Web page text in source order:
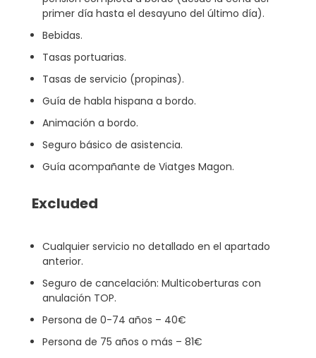
primer día hasta el desayuno del último día).
Bebidas.
Tasas portuarias.
Tasas de servicio (propinas).
Guía de habla hispana a bordo.
Animación a bordo.
Seguro básico de asistencia.
Guía acompañante de Viatges Magon.
Excluded
Cualquier servicio no detallado en el apartado
anterior.
Seguro de cancelación: Multicoberturas con
anulación TOP.
Persona de 0-74 años – 40€
Persona de 75 años o más – 81€